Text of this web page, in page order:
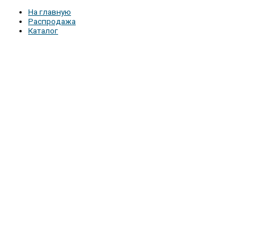
На главную
Распродажа
Каталог